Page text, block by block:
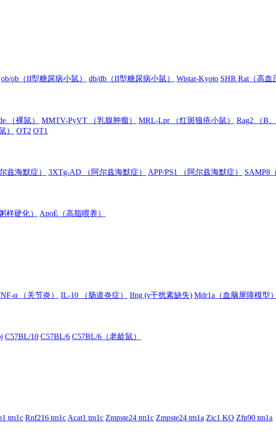
ob/ob（II型糖尿病小鼠） db/db（II型糖尿病小鼠） Wistar-Kyoto SHR Rat（高血
（裸鼠） MMTV-PyVT （乳腺肿瘤） MRL-Lpr （红斑狼疮小鼠） Rag2 （B
）
OT2 OT1
兹海默症） 3XTg-AD （阿尔兹海默症） APP/PS1 （阿尔兹海默症） SAMP8
样硬化） ApoE（高脂喂养）
α （关节炎） IL-10 （肠道炎症） Ifng (γ干扰素缺失) Mdr1a（血脑屏障模型）
C57BL/10 C57BL/6 C57BL/6（老龄鼠）
tm1c Rnf216 tm1c Acat1 tm1c Zmpste24 tm1c Zmpste24 tm1a Zic1 KO Zfp90 tm1a